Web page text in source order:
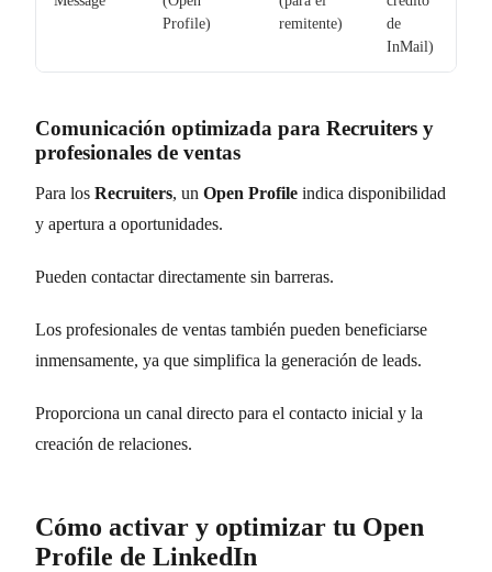
Profile)
remitente)
de
InMail)
Comunicación optimizada para Recruiters y
profesionales de ventas
Para los Recruiters, un Open Profile indica disponibilidad
y apertura a oportunidades.
Pueden contactar directamente sin barreras.
Los profesionales de ventas también pueden beneficiarse
inmensamente, ya que simplifica la generación de leads.
Proporciona un canal directo para el contacto inicial y la
creación de relaciones.
Cómo activar y optimizar tu Open
Profile de LinkedIn